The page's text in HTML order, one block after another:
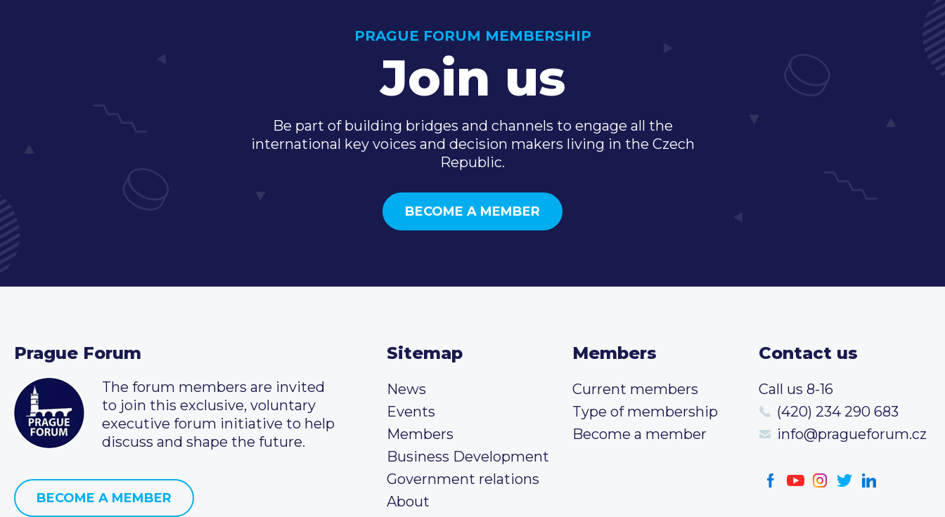
PRAGUE FORUM MEMBERSHIP
Join us
Be part of building bridges and channels to engage all the
international key voices and decision makers living in the Czech
Republic.
BECOME A MEMBER
Prague Forum
The forum members are invited
to join this exclusive, voluntary
executive forum initiative to help
discuss and shape the future.
BECOME A MEMBER
Sitemap
News
Events
Members
Business Development
Government relations
About
Members
Current members
Type of membership
Become a member
Contact us
Call us 8-16
(420) 234 290 683
info@pragueforum.cz